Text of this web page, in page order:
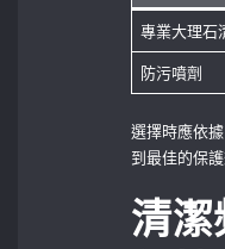
專業大理石
防污噴劑
選擇時應依
到最佳的保
清潔